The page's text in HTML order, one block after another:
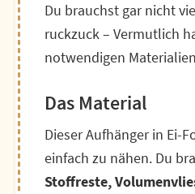
Du brauchst gar nicht
ruckzuck – Vermutlich
notwendigen
Das Material
Dieser Aufhänger in Ei-
einfach zu nähen. Du
Stoffreste,